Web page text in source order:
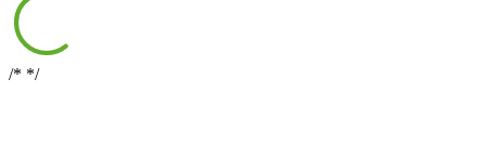
/* */